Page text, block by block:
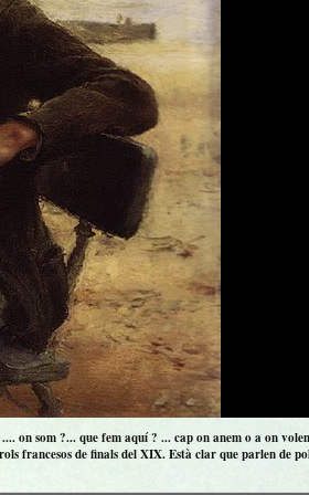
on som ?... que fem aquí ? ... cap on anem o a on
francesos de finals del XIX. Està clar que parlen de